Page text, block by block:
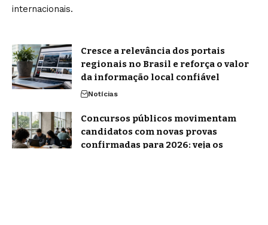
internacionais.
Cresce a relevância dos portais
regionais no Brasil e reforça o valor
da informação local confiável
Notícias
Concursos públicos movimentam
candidatos com novas provas
confirmadas para 2026: veja os